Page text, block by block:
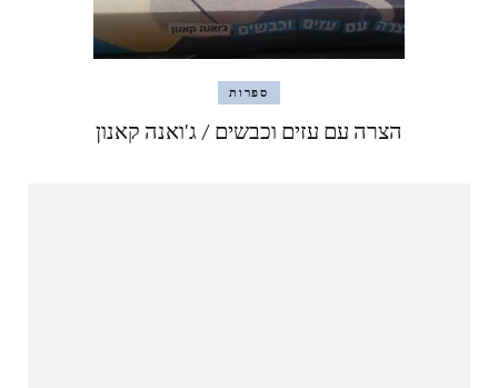
ספרות
הצרה עם עזים וכבשים / ג'ואנה קאנון